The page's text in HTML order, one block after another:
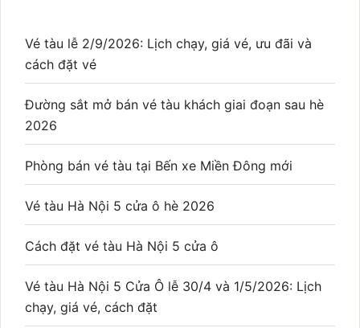
Vé tàu lễ 2/9/2026: Lịch chạy, giá vé, ưu đãi và
cách đặt vé
Đường sắt mở bán vé tàu khách giai đoạn sau hè
2026
Phòng bán vé tàu tại Bến xe Miền Đông mới
Vé tàu Hà Nội 5 cửa ô hè 2026
Cách đặt vé tàu Hà Nội 5 cửa ô
Vé tàu Hà Nội 5 Cửa Ô lễ 30/4 và 1/5/2026: Lịch
chạy, giá vé, cách đặt